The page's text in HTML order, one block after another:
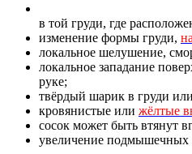
в той груди, где
изменение формы груди,
локальное шелушение,
локальное западание
руке;
твёрдый шарик в груди
кровянистые или жёлтые
сосок может быть втянут
увеличение подмышечных